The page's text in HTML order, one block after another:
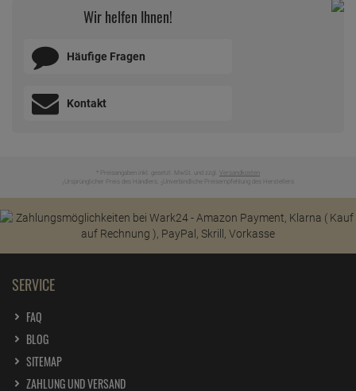
Wir helfen Ihnen!
Häufige Fragen
Kontakt
* Preisangaben inkl. gesetzl. MwSt. und zzgl. Versandkosten
Ursprünglicher Preis des Händlers, Unverbindliche Preisempfehlung des Herstellers
SERVICE
FAQ
BLOG
SITEMAP
ZAHLUNG UND VERSAND